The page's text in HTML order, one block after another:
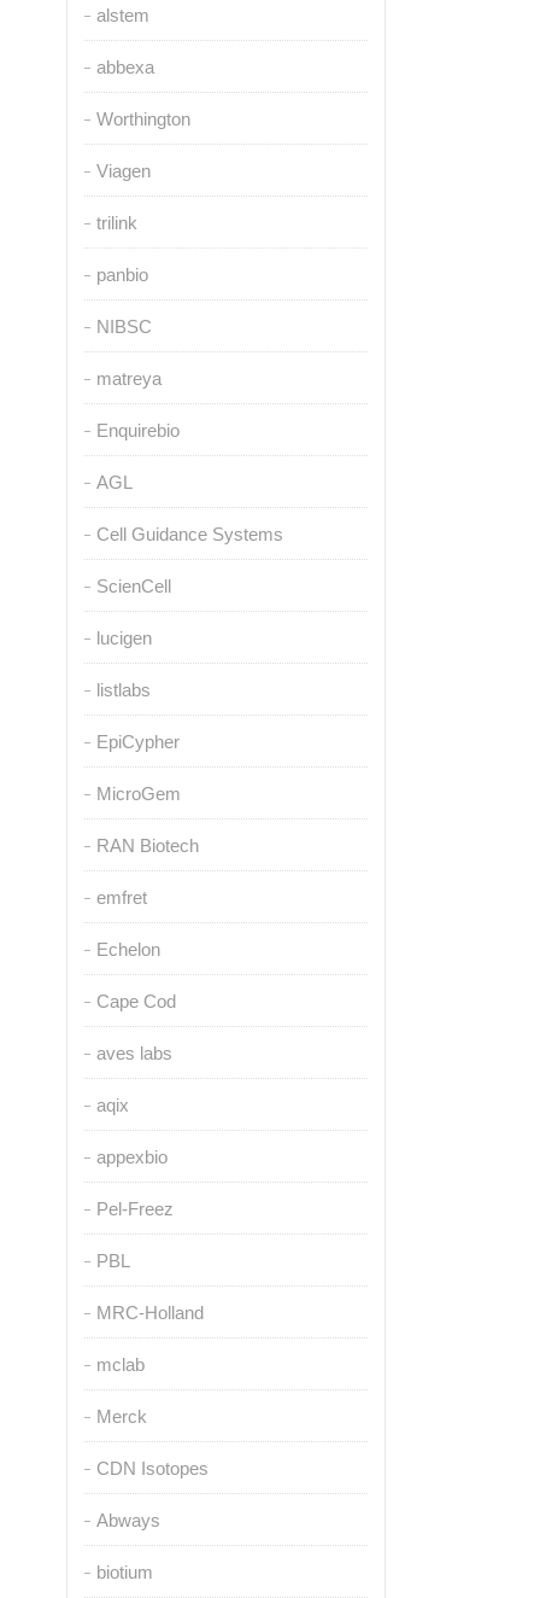
alstem
abbexa
Worthington
Viagen
trilink
panbio
NIBSC
matreya
Enquirebio
AGL
Cell Guidance Systems
ScienCell
lucigen
listlabs
EpiCypher
MicroGem
RAN Biotech
emfret
Echelon
Cape Cod
aves labs
aqix
appexbio
Pel-Freez
PBL
MRC-Holland
mclab
Merck
CDN Isotopes
Abways
biotium